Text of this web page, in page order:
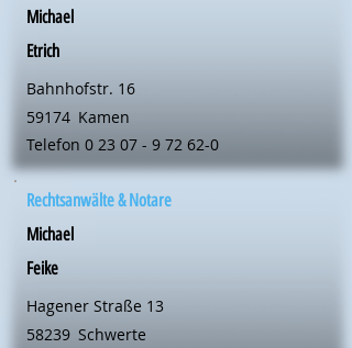
Michael
Etrich
Bahnhofstr. 16
59174 Kamen
Telefon 0 23 07 - 9 72 62-0
Rechtsanwälte & Notare
Michael
Feike
Hagener Straße 13
58239 Schwerte